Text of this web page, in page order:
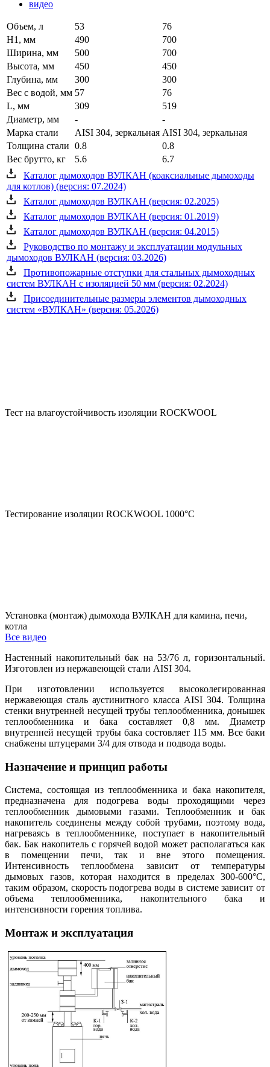
видео
Объем, л 53
76
H1, мм
490
700
Ширина, мм
500
700
Высота, мм
450
450
Глубина, мм
300
300
Вес с водой, мм 57
76
L, мм
309
519
Диаметр, мм
-
-
Марка стали
AISI 304, зеркальная AISI 304, зеркальная
Толщина стали 0.8
0.8
Вес брутто, кг
5.6
6.7
Каталог дымоходов ВУЛКАН (коаксиальные дымоходы
для котлов) (версия: 07.2024)
Каталог дымоходов ВУЛКАН (версия: 02.2025)
Каталог дымоходов ВУЛКАН (версия: 01.2019)
Каталог дымоходов ВУЛКАН (версия: 04.2015)
Руководство по монтажу и эксплуатации модульных
дымоходов ВУЛКАН (версия: 03.2026)
Противопожарные отступки для стальных дымоходных
систем ВУЛКАН с изоляцией 50 мм (версия: 02.2024)
Присоединительные размеры элементов дымоходных
систем «ВУЛКАН» (версия: 05.2026)
Тест на влагоустойчивость изоляции ROCKWOOL
Тестирование изоляции ROCKWOOL 1000°С
Установка (монтаж) дымохода ВУЛКАН для камина, печи,
котла
Все видео
Настенный накопительный бак на 53/76 л, горизонтальный.
Изготовлен из нержавеющей стали AISI 304.
При изготовлении используется высоколегированная
нержавеющая сталь аустинитного класса AISI 304. Толщина
стенки внутренней несущей трубы теплообменника, донышек
теплообменника и бака составляет 0,8 мм. Диаметр
внутренней несущей трубы бака состовляет 115 мм. Все баки
снабжены штуцерами 3/4 для отвода и подвода воды.
Назначение и принцип работы
Система, состоящая из теплообменника и бака накопителя,
предназначена для подогрева воды проходящими через
теплообменник дымовыми газами. Теплообменник и бак
накопитель соединены между собой трубами, поэтому вода,
нагреваясь в теплообменнике, поступает в накопительный
бак. Бак накопитель с горячей водой может располагаться как
в помещении печи, так и вне этого помещения.
Интенсивность теплообмена зависит от температуры
дымовых газов, которая находится в пределах 300-600°C,
таким образом, скорость подогрева воды в системе зависит от
объема теплообменника, накопительного бака и
интенсивности горения топлива.
Монтаж и эксплуатация